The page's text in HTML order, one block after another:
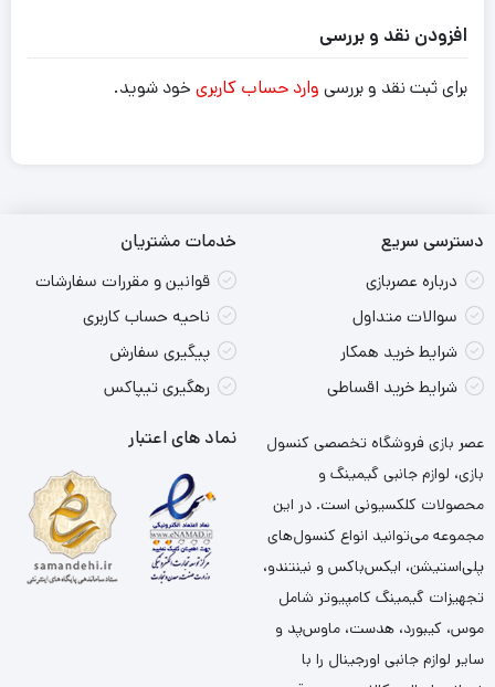
افزودن نقد و بررسی
برای ثبت نقد و بررسی وارد حساب کاربری خود شوید.
دسترسی سریع
درباره عصربازی
سوالات متداول
شرایط خرید همکار
شرایط خرید اقساطی
خدمات مشتریان
قوانین و مقررات سفارشات
ناحیه حساب کاربری
پیگیری سفارش
رهگیری تیپاکس
عصر بازی فروشگاه تخصصی کنسول
بازی، لوازم جانبی گیمینگ و
محصولات کلکسیونی است. در این
مجموعه می‌توانید انواع کنسول‌های
پلی‌استیشن، ایکس‌باکس و نینتندو،
تجهیزات گیمینگ کامپیوتر شامل
موس، کیبورد، هدست، ماوس‌پد و
سایر لوازم جانبی اورجینال را با
نماد های اعتبار